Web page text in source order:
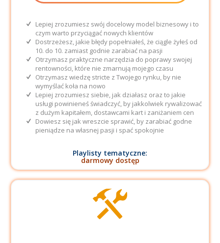
Lepiej zrozumiesz swój docelowy model biznesowy i to
czym warto przyciągać nowych klientów
Dostrzeżesz, jakie błędy popełniałeś, że ciągle żyłeś od
10. do 10. zamiast godnie zarabiać na pasji
Otrzymasz praktyczne narzędzia do poprawy swojej
rentowności, które nie zmarnują mojego czasu
Otrzymasz wiedzę stricte z Twojego rynku, by nie
wymyślać koła na nowo
Lepiej zrozumiesz siebie, jak działasz oraz to jakie
usługi powinieneś świadczyć, by jakkolwiek rywalizować
z dużym kapitałem, dostawcami kart i zaniżaniem cen
Dowiesz się jak wreszcie sprawić, by zarabiać godne
pieniądze na własnej pasji i spać spokojnie
Playlisty tematyczne:
darmowy dostęp